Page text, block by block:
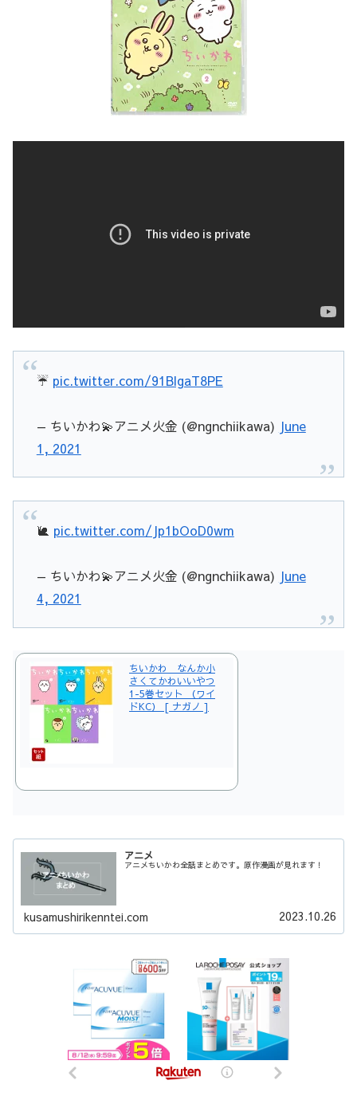
☔️ pic.twitter.com/91BlgaT8PE
— ちいかわ💫アニメ火金 (@ngnchiikawa) June
1, 2021
🐌 pic.twitter.com/Jp1bOoD0wm
— ちいかわ💫アニメ火金 (@ngnchiikawa) June
4, 2021
ちいかわ なんか小
さくてかわいいやつ
1-5巻セット （ワイ
ドKC） [ ナガノ ]
アニメ
アニメちいかわ全話まとめです。原作漫画が見れます！
kusamushirikenntei.com 2023.10.26